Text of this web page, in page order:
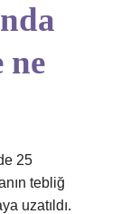
ne
25
tebliğ
uzatıldı.